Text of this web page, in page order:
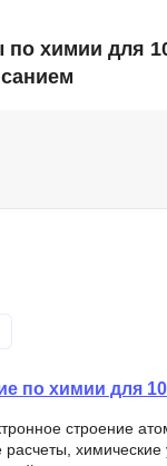
по химии для
по химии для
строение
расчеты, химические